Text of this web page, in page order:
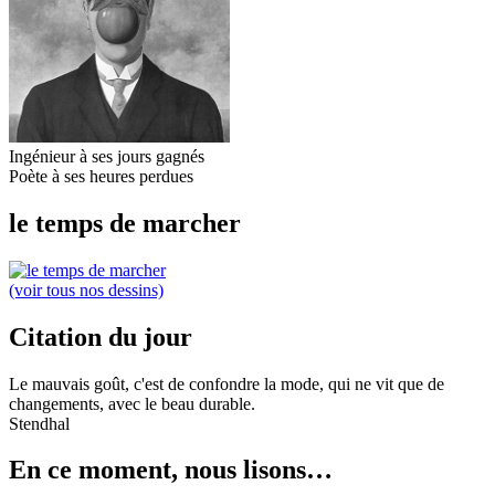
Ingénieur à ses jours gagnés
Poète à ses heures perdues
le temps de marcher
(voir tous nos dessins)
Citation du jour
Le mauvais goût, c'est de confondre la mode, qui ne vit que de
changements, avec le beau durable.
Stendhal
En ce moment, nous lisons…